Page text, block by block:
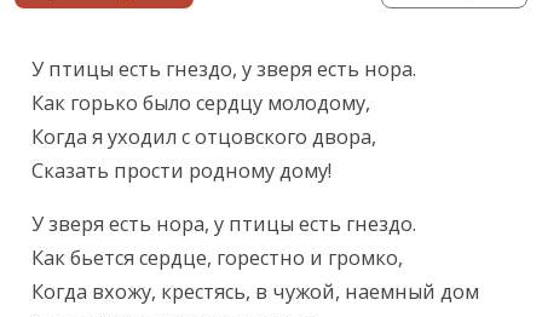
Текст произведения
У птицы есть гнездо, у зверя есть нора.
Как горько было сердцу молодому,
Когда я уходил с отцовского двора,
Сказать прости родному дому!
У зверя есть нора, у птицы есть гнездо.
Как бьется сердце, горестно и громко,
Когда вхожу, крестясь, в чужой, наемный дом